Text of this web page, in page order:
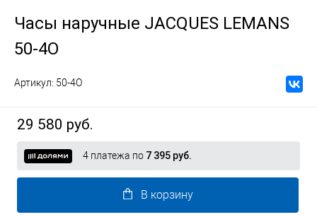
Часы наручные JACQUES LEMANS
50-4O
Артикул: 50-4O
29 580 руб.
4 платежа по 7 395 руб.
В корзину